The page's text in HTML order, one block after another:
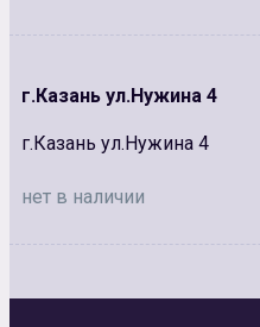
г.Казань ул.Нужина 4
г.Казань ул.Нужина 4
нет в наличии